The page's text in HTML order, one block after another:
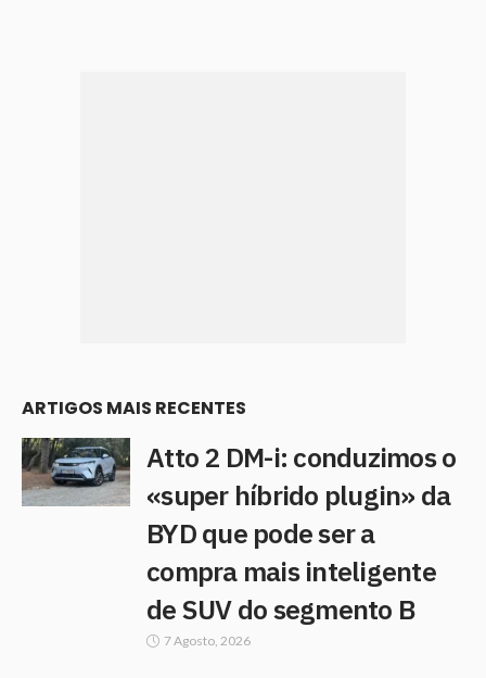
ARTIGOS MAIS RECENTES
Atto 2 DM-i: conduzimos o
«super híbrido plugin» da
BYD que pode ser a
compra mais inteligente
de SUV do segmento B
7 Agosto, 2026